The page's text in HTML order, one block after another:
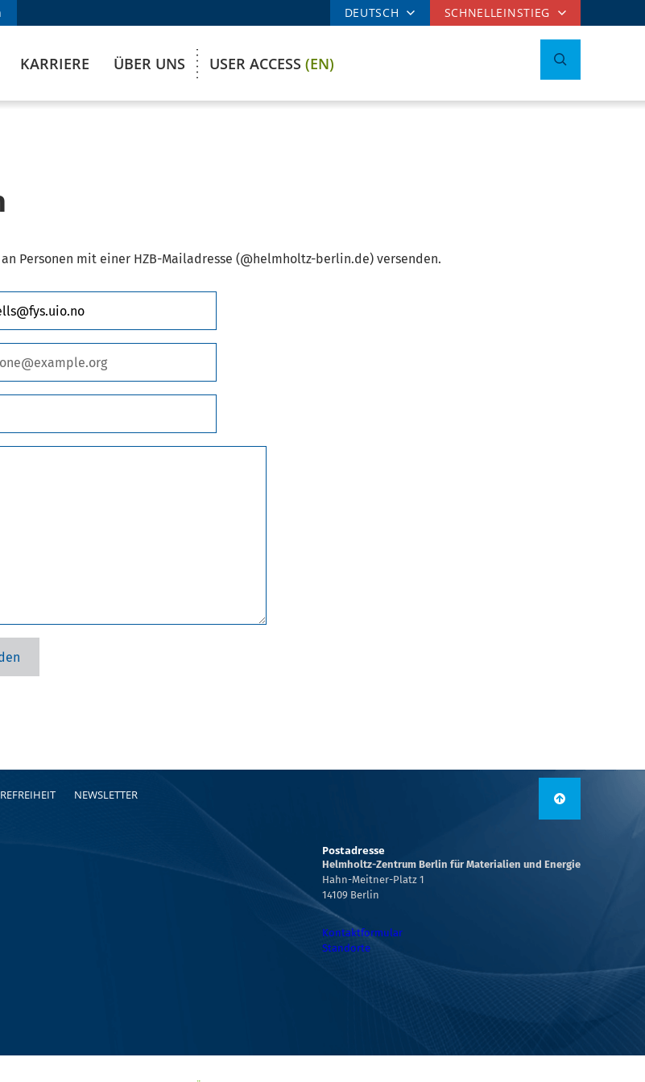
DEUTSCH SCHNELLEINSTIEG
KARRIERE ÜBER UNS USER ACCESS (EN)
Personen mit einer HZB-Mailadresse (@helmholtz-berlin.de) versenden.
NEWSLETTER
Postadresse
Helmholtz-Zentrum Berlin für Materialien und Energie
Hahn-Meitner-Platz 1
14109 Berlin
Kontaktformular
Standorte